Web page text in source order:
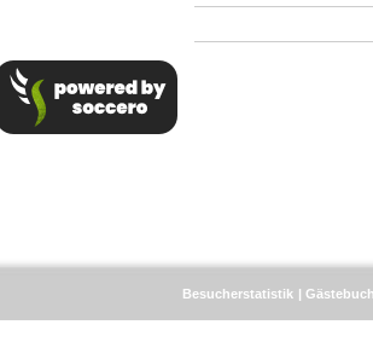
Besucherstatistik